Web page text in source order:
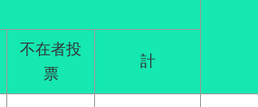
不在者投
票
計